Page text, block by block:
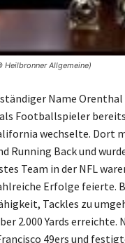
Heilbronner Allgemeine)
Name
Footballspieler
wechselte. Dort
Running Back und
Team in der NFL
Erfolge feierte.
Tackles zu
2.000 Yards erreichte.
49ers und